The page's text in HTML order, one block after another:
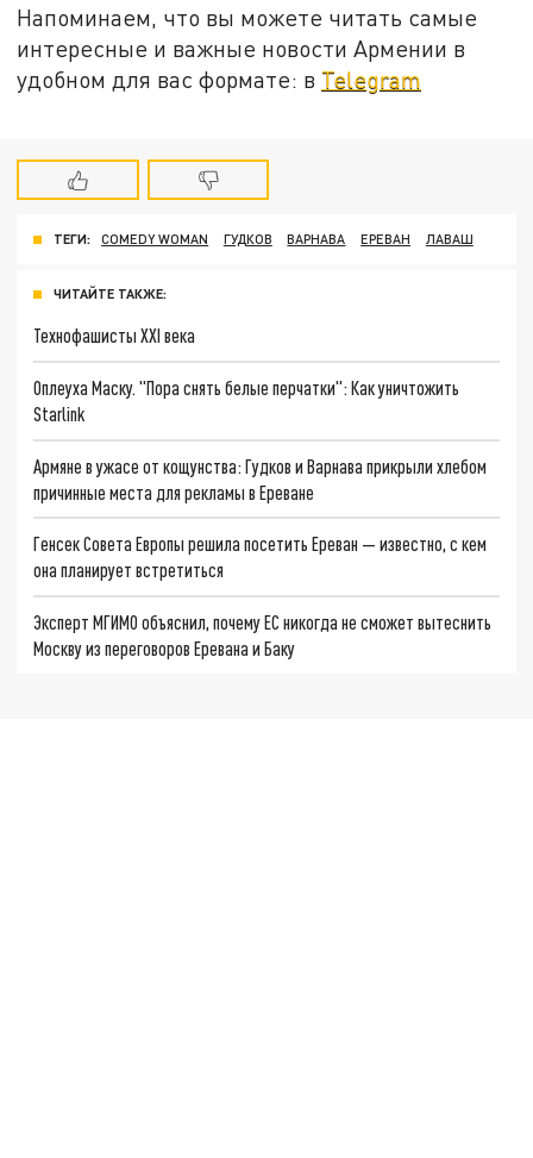
Напоминаем, что вы можете читать самые
интересные и важные новости Армении в
удобном для вас формате: в Telegram
ТЕГИ: COMEDY WOMAN ГУДКОВ ВАРНАВА ЕРЕВАН ЛАВАШ
ЧИТАЙТЕ ТАКЖЕ:
Технофашисты XXI века
Оплеуха Маску. "Пора снять белые перчатки": Как уничтожить
Starlink
Армяне в ужасе от кощунства: Гудков и Варнава прикрыли хлебом
причинные места для рекламы в Ереване
Генсек Совета Европы решила посетить Ереван — известно, с кем
она планирует встретиться
Эксперт МГИМО объяснил, почему ЕС никогда не сможет вытеснить
Москву из переговоров Еревана и Баку